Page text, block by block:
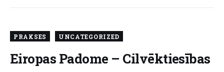
PRAKSES UNCATEGORIZED
Eiropas Padome – Cilvēktiesības